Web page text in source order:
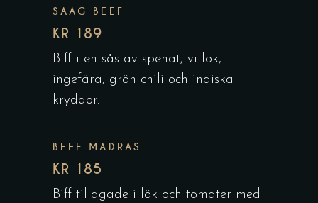
SAAG BEEF
KR 189
Biff i en sås av spenat, vitlök,
ingefära, grön chili och indiska
kryddor.
BEEF MADRAS
KR 185
Biff tillagade i lök och tomater med